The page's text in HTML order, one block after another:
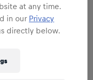
at any time.
in ourPrivacy
directly below.